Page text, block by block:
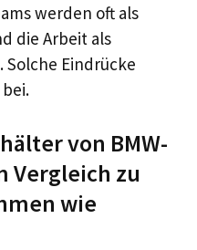
werden oft als
die Arbeit als
Eindrücke
von BMW-
Vergleich zu
wie